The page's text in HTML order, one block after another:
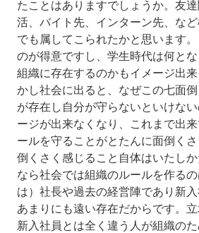
たことはありますでしょうか。友
活、バイト先、インターン先、な
でも属してこられたかと思います
のが得意ですし、学生時代は何と
組織に存在するのかもイメージ出
かし社会に出ると、なぜこの七面
が存在し自分が守らないといけな
ージが出来なくなり、これまで出
ールを守ることがとたんに面倒く
倒くさく感じること自体はいたし
なら社会では組織のルールを作る
は）社長や過去の経営陣であり新
あまりにも遠い存在だからです。
新入社員とは全く違う人が組織の